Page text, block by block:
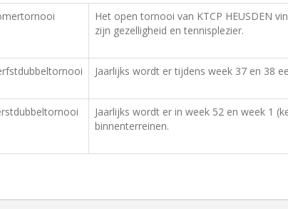
Het open tornooi van KTCP HEUSDEN
zijn gezelligheid en tennisplezier.
Jaarlijks wordt er tijdens week 37 en 38
Jaarlijks wordt er in week 52 en week 1
binnenterreinen.